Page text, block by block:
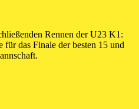
Rennen der U23 K1:
das Finale der besten 15 und